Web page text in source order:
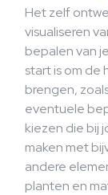
Het zelf
visualiseren
bepalen van
start is om de
brengen,
eventuele
kiezen die bij
maken met
andere
planten en